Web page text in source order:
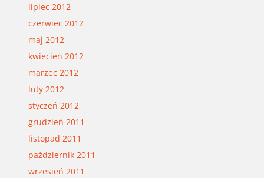
lipiec 2012
czerwiec 2012
maj 2012
kwiecień 2012
marzec 2012
luty 2012
styczeń 2012
grudzień 2011
listopad 2011
październik 2011
wrzesień 2011